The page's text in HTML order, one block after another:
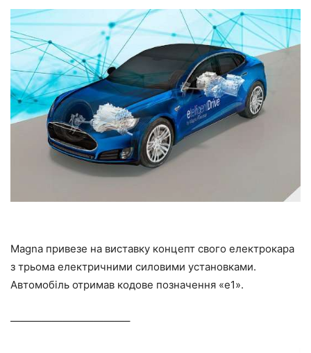
Magna привезе на виставку концепт свого електрокара
з трьома електричними силовими установками.
Автомобіль отримав кодове позначення «е1».
———————————–